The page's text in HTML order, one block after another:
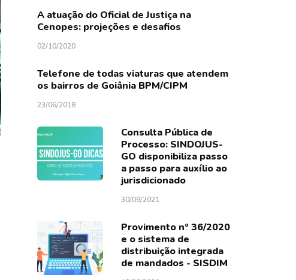
A atuação do Oficial de Justiça na
Cenopes: projeções e desafios
02/10/2020
Telefone de todas viaturas que atendem
os bairros de Goiânia BPM/CIPM
23/06/2018
Consulta Pública de
Processo: SINDOJUS-
GO disponibiliza passo
a passo para auxílio ao
jurisdicionado
30/09/2021
Provimento nº 36/2020
e o sistema de
distribuição integrada
de mandados - SISDIM